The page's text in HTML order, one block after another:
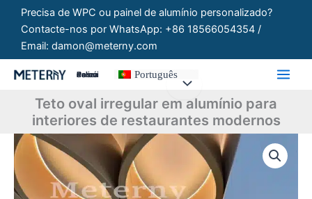
Saltar
conteúdo
Precisa de WPC ou painel de alumínio personalizado?
Contacte-nos por WhatsApp: +86 18566054354 /
Email: damon@meterny.com
Painéis Personalizados Português
Teto oval irregular em alumínio para
interiores de restaurantes modernos